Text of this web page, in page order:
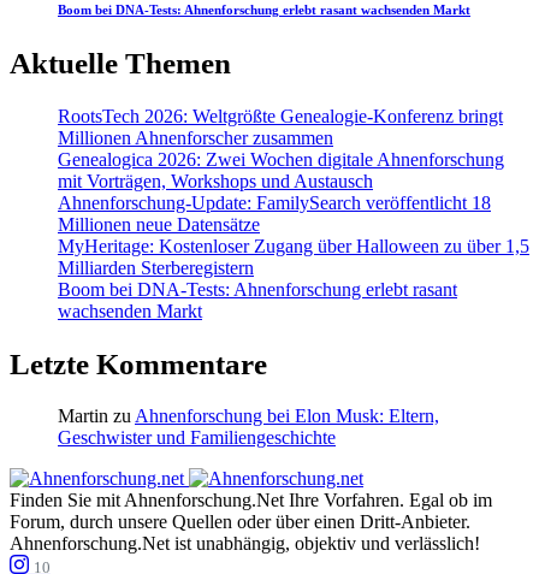
Boom bei DNA-Tests: Ahnenforschung erlebt rasant wachsenden Markt
Aktuelle Themen
RootsTech 2026: Weltgrößte Genealogie-Konferenz bringt
Millionen Ahnenforscher zusammen
Genealogica 2026: Zwei Wochen digitale Ahnenforschung
mit Vorträgen, Workshops und Austausch
Ahnenforschung-Update: FamilySearch veröffentlicht 18
Millionen neue Datensätze
MyHeritage: Kostenloser Zugang über Halloween zu über 1,5
Milliarden Sterberegistern
Boom bei DNA-Tests: Ahnenforschung erlebt rasant
wachsenden Markt
Letzte Kommentare
Martin zuAhnenforschung bei Elon Musk: Eltern,
Geschwister und Familiengeschichte
Finden Sie mit Ahnenforschung.Net Ihre Vorfahren. Egal ob im
Forum, durch unsere Quellen oder über einen Dritt-Anbieter.
Ahnenforschung.Net ist unabhängig, objektiv und verlässlich!
10